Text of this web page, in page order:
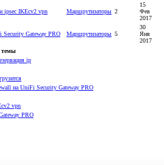
ipsec IKEcv2 vpn Маршрутизаторы 2
15
Фев
2017
Gateway PRO Маршрутизаторы 5
30
Янв
2017
темы
ip
на UniFi Security Gateway PRO
vpn
PRO